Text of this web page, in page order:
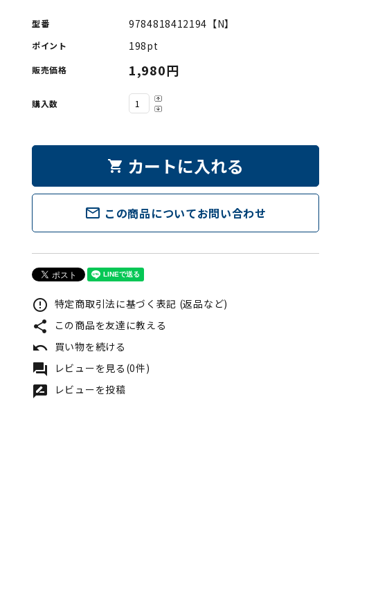
型番 9784818412194【N】
ポイント 198pt
販売価格 1,980円
購入数
shopping_cart カートに入れる
mail_outline この商品についてお問い合わせ
error_outline 特定商取引法に基づく表記 (返品など)
share この商品を友達に教える
undo 買い物を続ける
forum レビューを見る(0件)
rate_review レビューを投稿